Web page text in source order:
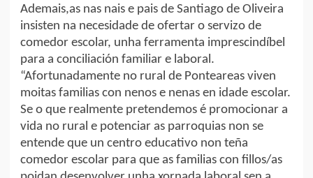
Ademais,as nas nais e pais de Santiago de Oliveira
insisten na necesidade de ofertar o servizo de
comedor escolar, unha ferramenta imprescindíbel
para a conciliación familiar e laboral.
“Afortunadamente no rural de Ponteareas viven
moitas familias con nenos e nenas en idade escolar.
Se o que realmente pretendemos é promocionar a
vida no rural e potenciar as parroquias non se
entende que un centro educativo non teña
comedor escolar para que as familias con fillos/as